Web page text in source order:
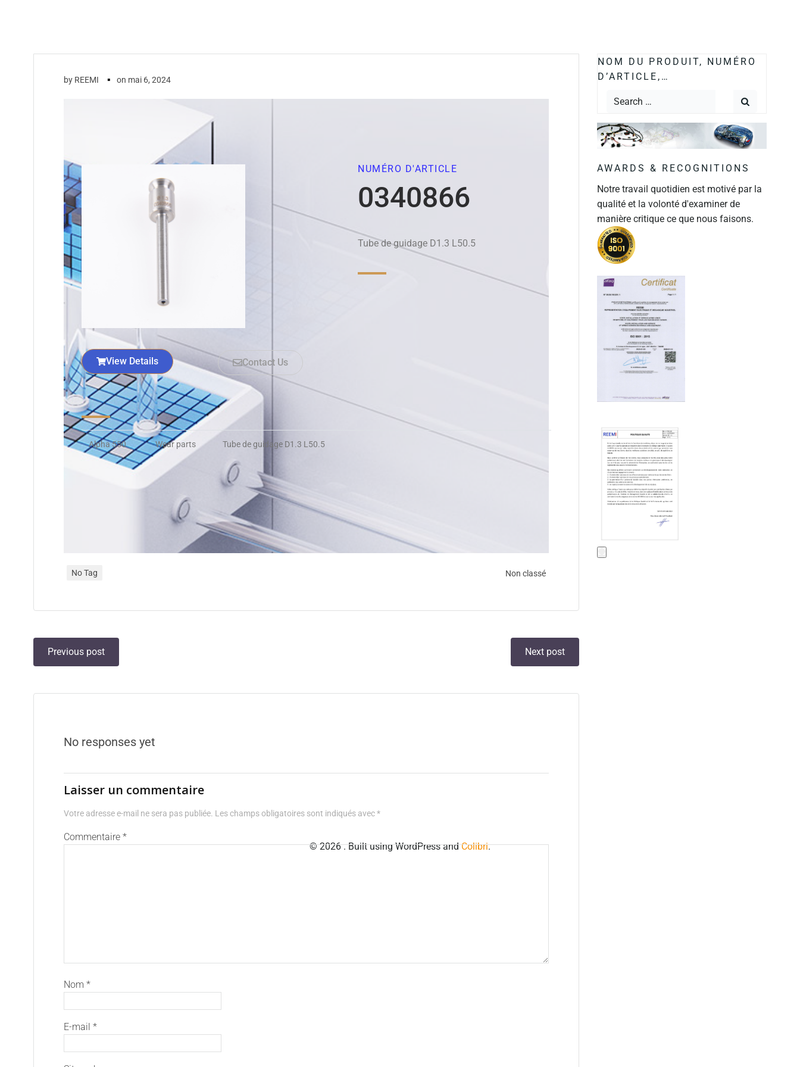
by REEMI ▪ on mai 6, 2024
View Details Contact Us
Alpha 550 Wear parts Tube de guidage D1.3 L50.5
NUMÉRO D'ARTICLE
0340866
Tube de guidage D1.3 L50.5
No Tag Non classé
Previous post Next post
No responses yet
Laisser un commentaire
Votre adresse e-mail ne sera pas publiée. Les champs obligatoires sont indiqués avec*
Commentaire *
Nom *
E-mail *
NOM DU PRODUIT, NUMÉRO
D’ARTICLE,…
AWARDS & RECOGNITIONS
Notre travail quotidien est motivé par la
qualité et la volonté d'examiner de
manière critique ce que nous faisons.
© 2026 . Built using WordPress andColibri.